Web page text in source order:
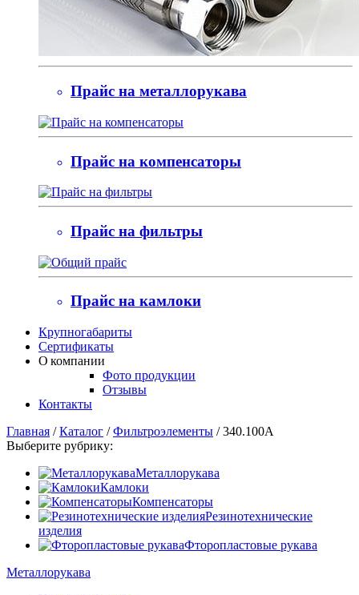
Прайс на металлорукава
Прайс на компенсаторы
Прайс на фильтры
Прайс на камлоки
Крупногабариты
Сертификаты
О компании
Фото продукции
Отзывы
Контакты
Главная /Каталог /Фильтроэлементы /340.100А
Выберите рубрику:
Металлорукава
Камлоки
Компенсаторы
Резинотехнические
изделия
Фторопластовые рукава
Металлорукава